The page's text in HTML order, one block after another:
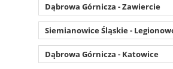
Dąbrowa Górnicza - Zawiercie
Siemianowice Śląskie -
Dąbrowa Górnicza - Katowice